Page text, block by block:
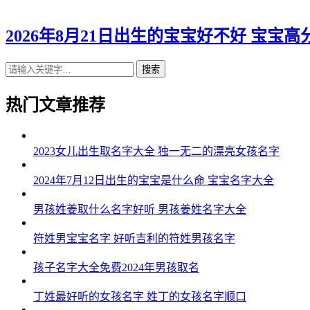
2026年8月21日出生的宝宝好不好 宝宝高
搜索
热门文章推荐
2023女儿出生取名字大全 独一无二的漂亮女孩名字
2024年7月12日出生的宝宝是什么命 宝宝名字大全
男孩姓姜取什么名字好听 男孩姜姓名字大全
符姓男宝宝名字 好听吉利的符姓男孩名字
孩子名字大全免费2024年男孩取名
丁姓最好听的女孩名字 姓丁的女孩名字顺口